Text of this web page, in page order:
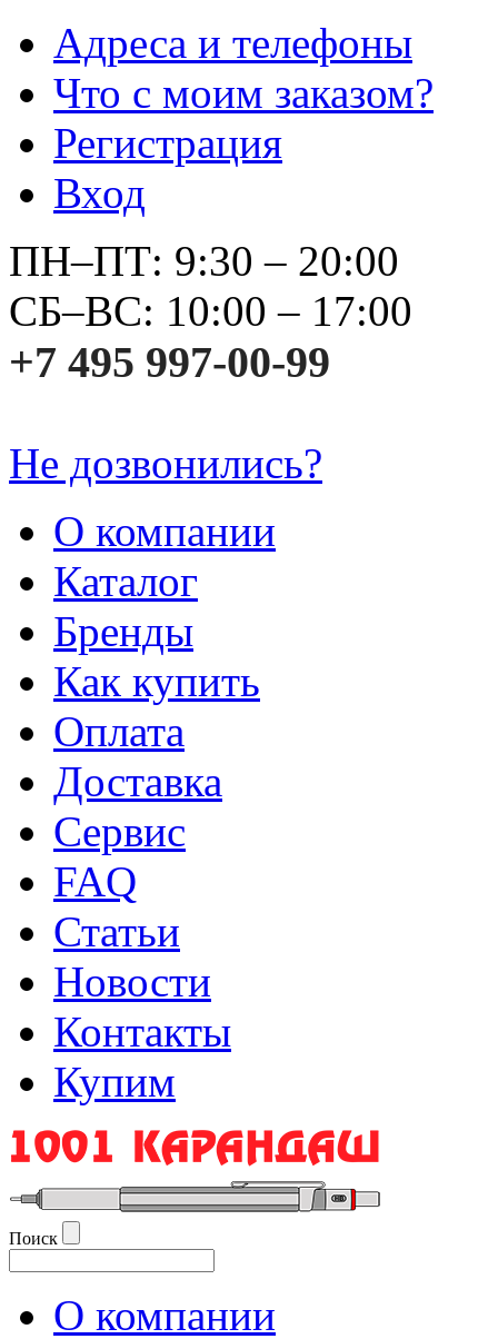
Адреса и телефоны
Что с моим заказом?
Регистрация
Вход
ПН–ПТ: 9:30 – 20:00
СБ–ВС: 10:00 – 17:00
+7 495 997-00-99
Не дозвонились?
О компании
Каталог
Бренды
Как купить
Оплата
Доставка
Сервис
FAQ
Статьи
Новости
Контакты
Купим
Поиск
О компании